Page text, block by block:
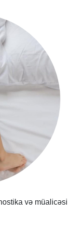
və müalicəsi